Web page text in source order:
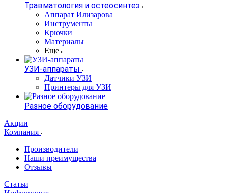
Травматология и остеосинтез
Аппарат Илизарова
Инструменты
Крючки
Материалы
Еще
УЗИ-аппараты
Датчики УЗИ
Принтеры для УЗИ
Разное оборудование
Акции
Компания
Производители
Наши преимущества
Отзывы
Статьи